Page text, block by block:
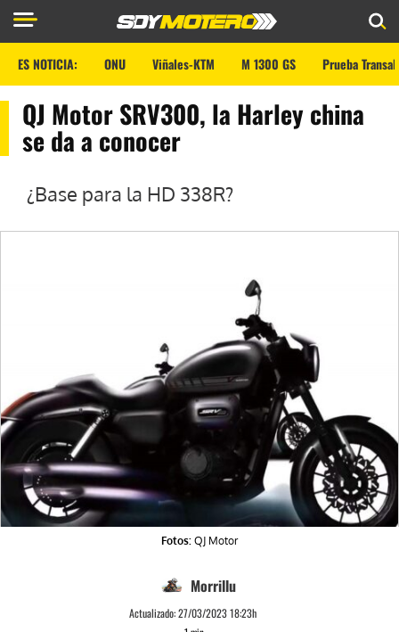
ES NOTICIA: ONU Viñales-KTM M 1300 GS Prueba
QJ Motor SRV300, la Harley china
se da a conocer
¿Base para la HD 338R?
Fotos: QJ Motor
Morrillu
Actualizado:27/03/2023 18:23h